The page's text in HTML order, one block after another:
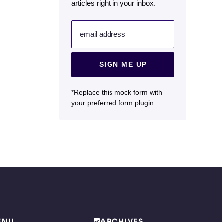
articles right in your inbox.
email address
SIGN ME UP
*Replace this mock form with
your preferred form plugin